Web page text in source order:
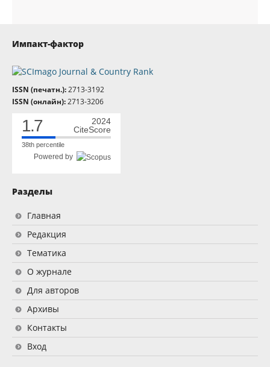
Импакт-фактор
ISSN (печатн.):2713-3192
ISSN (онлайн):2713-3206
1.7
2024
CiteScore
38th percentile
Powered by
Разделы
Главная
Редакция
Тематика
О журнале
Для авторов
Архивы
Контакты
Вход